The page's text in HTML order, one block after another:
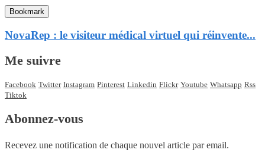
Bookmark
NovaRep : le visiteur médical virtuel qui réinvente...
Me suivre
Facebook Twitter Instagram Pinterest Linkedin Flickr Youtube Whatsapp Rss
Tiktok
Abonnez-vous
Recevez une notification de chaque nouvel article par email.